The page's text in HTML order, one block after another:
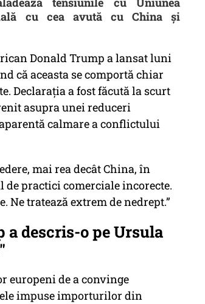
cu cea avută cu China și
Donald Trump a lansat luni
că aceasta se comportă chiar
Declarația a fost făcută la scurt
asupra unei reduceri
calmare a conflictului
mai rea decât China, în
de practici comerciale incorecte.
Ne tratează extrem de nedrept.”
a descris-o pe Ursula
europeni de a convinge
impuse importurilor din